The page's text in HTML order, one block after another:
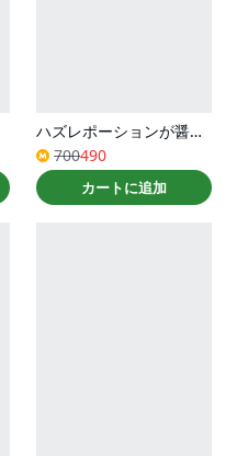
ハズレポーションが醤油だったので料理することにしました（コミック） ： 7
700490
カートに追加